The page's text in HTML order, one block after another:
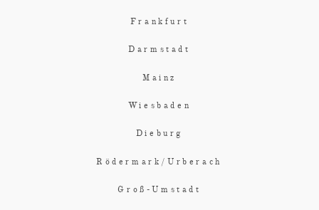
Frankfurt
Darmstadt
Mainz
Wiesbaden
Dieburg
Rödermark/Urberach
Groß-Umstadt